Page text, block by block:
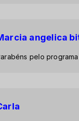
angelica
pelo